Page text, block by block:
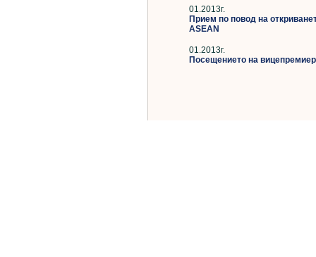
01.2013г.
Прием по повод на
ASEAN
01.2013г.
Посещението на